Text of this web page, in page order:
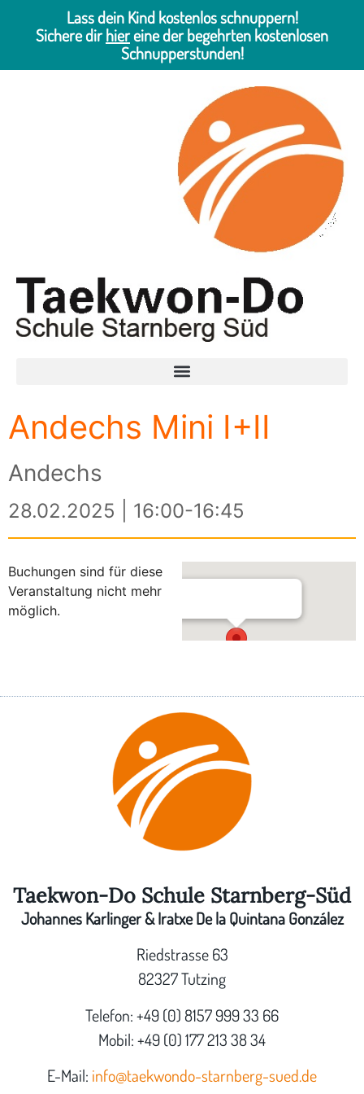
Lass dein Kind kostenlos schnuppern!
Sichere dirhiereine der begehrten kostenlosen
Schnupperstunden!
Andechs Mini I+II
Andechs
28.02.2025 | 16:00-16:45
Buchungen sind für diese
Veranstaltung nicht mehr
möglich.
Andechs
Andechser Str. 13 - Andechs
Taekwon-Do Schule Starnberg-Süd
Johannes Karlinger & Iratxe De la Quintana González
Riedstrasse 63
82327 Tutzing
Telefon: +49 (0) 8157 999 33 66
Mobil: +49 (0) 177 213 38 34
E-Mail: info@taekwondo-starnberg-sued.de